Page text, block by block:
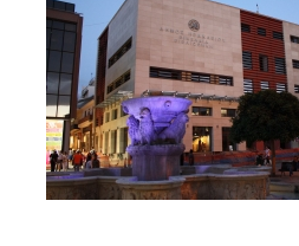
2013
2012
2011
2010
2006